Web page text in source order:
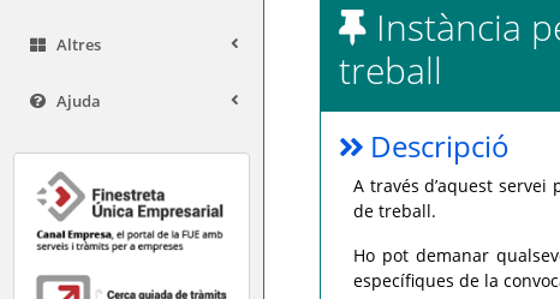
Altres
Ajuda
Instància
treball
Descripció
A través d’aquest
de treball.
Ho pot demanar
específiques de la